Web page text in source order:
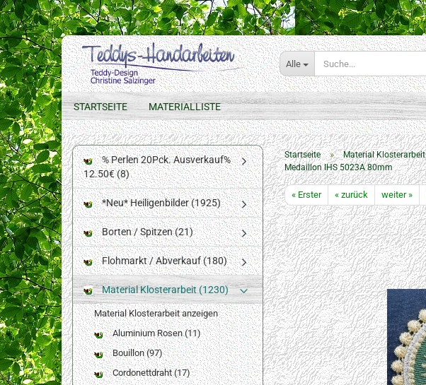
Alle
STARTSEITE MATERIALLISTE
Startseite » Material Klosterarbeit
Medaillon IHS 5023A 80mm
« Erster « zurück weiter »
% Perlen 20Pck. Ausverkauf%
12.50€ (8)
*Neu* Heiligenbilder (1925)
Borten / Spitzen (21)
Flohmarkt / Abverkauf (180)
Material Klosterarbeit (1230)
Material Klosterarbeit anzeigen
Aluminium Rosen (11)
Bouillon (97)
Cordonettdraht (17)